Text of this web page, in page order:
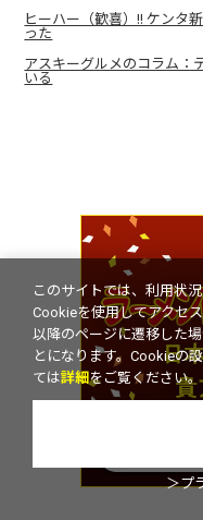
ヒーハー（歓喜）!! ケンタ
った
アスキーグルメのコラム：
いる
このサイトでは、利用状
Cookieを使用してアクセ
以降のページに遷移した
とになります。Cookieの
ては詳細をご覧ください。
＞プ